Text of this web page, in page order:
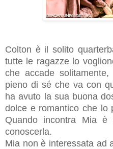
Colton è il solito
tutte le ragazze lo
che accade
pieno di sé che va con
ha avuto la sua buona
dolce e romantico che lo
Quando incontra Mia è
conoscerla.
Mia non è interessata ad